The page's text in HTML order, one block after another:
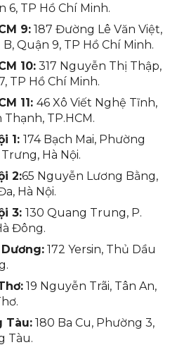
6, TP Hồ Chí Minh.
9: 187 Đường Lê Văn Việt,
Quận 9, TP Hồ Chí Minh.
10: 317 Nguyễn Thị Thập,
TP Hồ Chí Minh.
11: 46 Xô Viết Nghệ Tĩnh,
Thạnh, TP.HCM.
1: 174 Bạch Mai, Phường
Hà Nội.
2:65 Nguyễn Lương Bằng,
Hà Nội.
3: 130 Quang Trung, P.
Đông.
172 Yersin, Thủ Dầu
19 Nguyễn Trãi, Tân An,
Tàu: 180 Ba Cu, Phường 3,
Tàu.